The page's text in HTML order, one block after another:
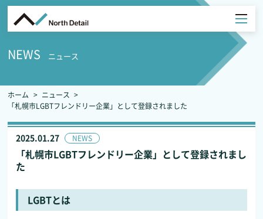
NEWS ニュース
ホーム
ニュース
「札幌市LGBTフレンドリー企業」として登録されました
2025.01.27 NEWS
「札幌市LGBTフレンドリー企業」として登録されまし
た
LGBTとは